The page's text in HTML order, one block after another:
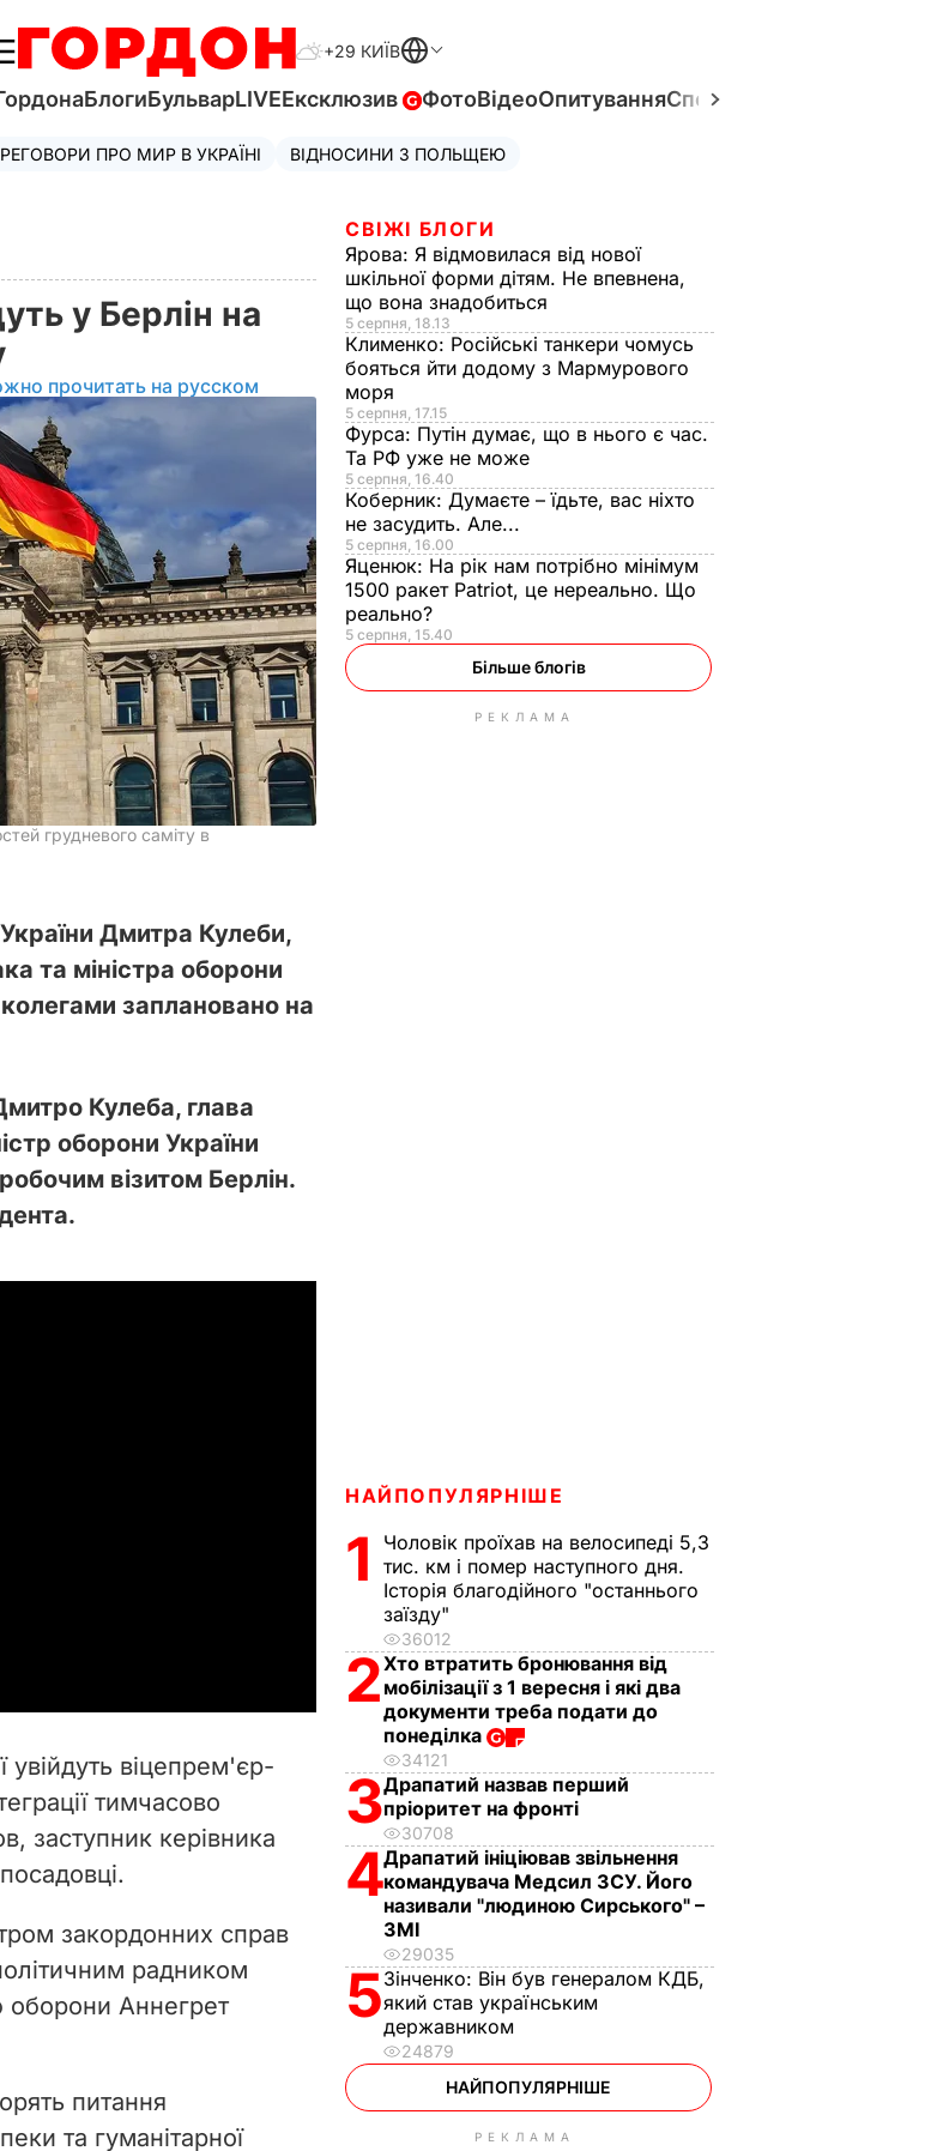
+29 КИЇВ
БлогиБульварLIVEЕксклюзив ФотоВідеоОпитуванняСпецпроєкти
ПРО МИР В УКРАЇНІ ВІДНОСИНИ З ПОЛЬЩЕЮ
у Берлін на
прочитать на русском
грудневого саміту в
Дмитра Кулеби,
та міністра оборони
заплановано на
Кулеба, глава
оборони України
візитом Берлін.
увійдуть віцепрем'єр-
тимчасово
заступник керівника
закордонних справ
радником
оборони Аннегрет
питання
та гуманітарної
СВІЖІ БЛОГИ
Ярова: Я відмовилася від нової
шкільної форми дітям. Не впевнена,
що вона знадобиться
5 серпня, 18.13
Клименко: Російські танкери чомусь
бояться йти додому з Мармурового
моря
5 серпня, 17.15
Фурса: Путін думає, що в нього є час.
Та РФ уже не може
5 серпня, 16.40
Коберник: Думаєте – їдьте, вас ніхто
не засудить. Але...
5 серпня, 16.00
Яценюк: На рік нам потрібно мінімум
1500 ракет Patriot, це нереально. Що
реально?
5 серпня, 15.40
Більше блогів
РЕКЛАМА
НАЙПОПУЛЯРНІШЕ
1
Чоловік проїхав на велосипеді 5,3
тис. км і помер наступного дня.
Історія благодійного "останнього
заїзду"
36012
2Хто втратить бронювання від
мобілізації з 1 вересня і які два
документи треба подати до
понеділка
34121
3Драпатий назвав перший
пріоритет на фронті
30708
4Драпатий ініціював звільнення
командувача Медсил ЗСУ. Його
називали "людиною Сирського" –
ЗМІ
29035
5Зінченко: Він був генералом КДБ,
який став українським
державником
24879
НАЙПОПУЛЯРНІШЕ
РЕКЛАМА